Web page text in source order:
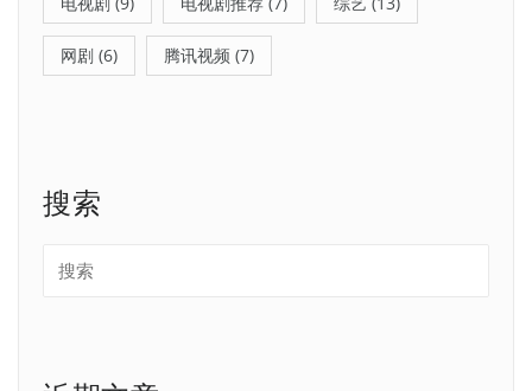
网剧 (6) 腾讯视频 (7)
搜索